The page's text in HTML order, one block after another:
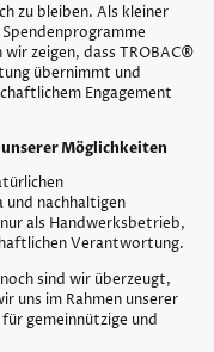
zu bleiben. Als kleiner
zeigen, dass TROBAC®
übernimmt und
Engagement
Möglichkeiten
und nachhaltigen
als Handwerksbetrieb,
Verantwortung.
sind wir überzeugt,
uns im Rahmen unserer
gemeinnützige und